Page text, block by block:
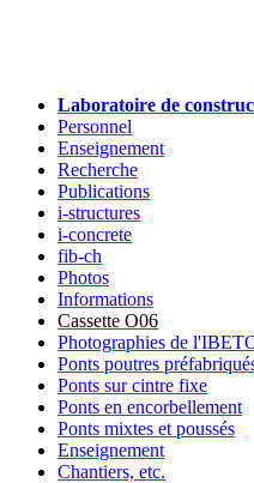
Laboratoire de
Personnel
Enseignement
Recherche
Publications
i-structures
i-concrete
fib-ch
Photos
Informations
Cassette O06
Photographies de
Ponts poutres
Ponts sur cintre fixe
Ponts en encorbellement
Ponts mixtes et poussés
Enseignement
Chantiers, etc.